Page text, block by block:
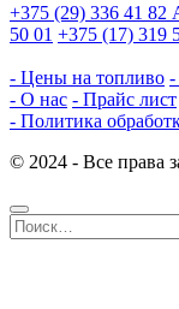
+375 (29) 336 41 82
50 01 +375 (17) 319
- Цены на топливо -
- О нас - Прайс лист
- Политика
© 2024 - Все права
Найти: